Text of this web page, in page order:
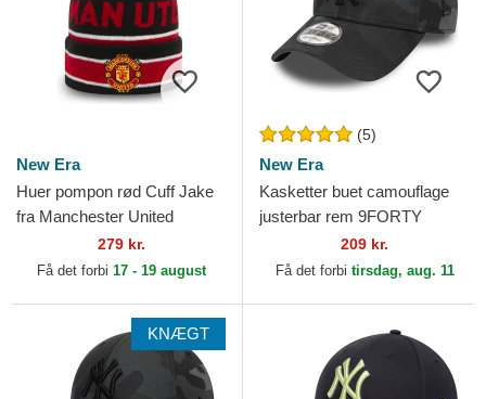
New Era
Huer pompon rød Cuff Jake
fra Manchester United
Football Club Premier League
af New Era
279 kr.
Få det forbi 17 - 19 august
(5)
New Era
Kasketter buet camouflage
justerbar rem 9FORTY
League Essential fra New
York Yankees MLB af New
209 kr.
Få det forbi tirsdag, aug. 11
KNÆGT